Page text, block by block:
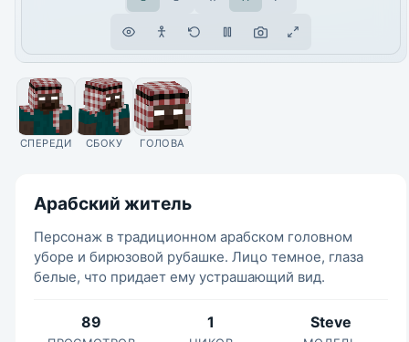
СПЕРЕДИ СБОКУ ГОЛОВА
Арабский житель
Персонаж в традиционном арабском головном
уборе и бирюзовой рубашке. Лицо темное, глаза
белые, что придает ему устрашающий вид.
89 1 Steve